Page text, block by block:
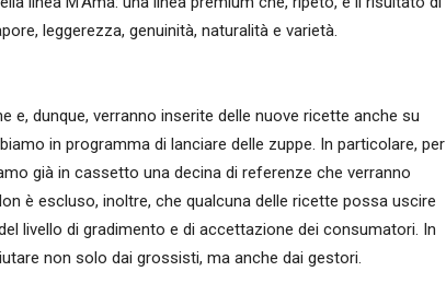
leggerezza, genuinità, naturalità e varietà.
e, dunque, verranno inserite delle nuove ricette anche su
in programma di lanciare delle zuppe. In particolare, per
già in cassetto una decina di referenze che verranno
è escluso, inoltre, che qualcuna delle ricette possa uscire
livello di gradimento e di accettazione dei consumatori. In
non solo dai grossisti, ma anche dai gestori.